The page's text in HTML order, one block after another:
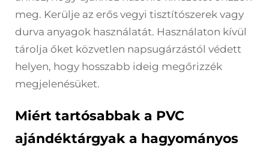
meg. Kerülje az erős vegyi tisztítószerek vagy
durva anyagok használatát. Használaton kívül
tárolja őket közvetlen napsugárzástól védett
helyen, hogy hosszabb ideig megőrizzék
megjelenésüket.
Miért tartósabbak a PVC
ajándéktárgyak a hagyományos